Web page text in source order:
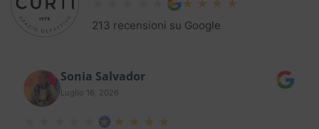
213 recensioni su Google
Sonia Salvador
Luglio 16, 2026